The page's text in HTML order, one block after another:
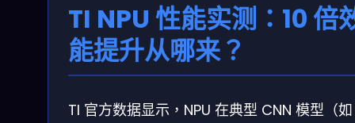
TI NPU 性能实测：10 倍
能提升从哪来？
TI 官方数据显示，NPU 在典型 CNN 模型（如